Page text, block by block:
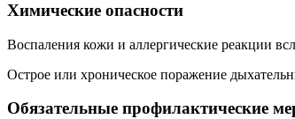
Химические опасности
Воспаления кожи и аллергические реакции
Острое или хроническое поражение
Обязательные профилактические